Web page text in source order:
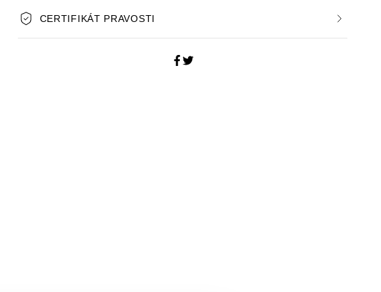
CERTIFIKÁT PRAVOSTI